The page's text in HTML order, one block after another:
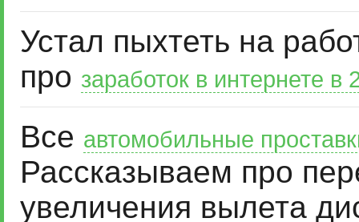
Устал пыхтеть на
про заработок в интернете в
Все автомобильные
Рассказываем про
увеличения вылета